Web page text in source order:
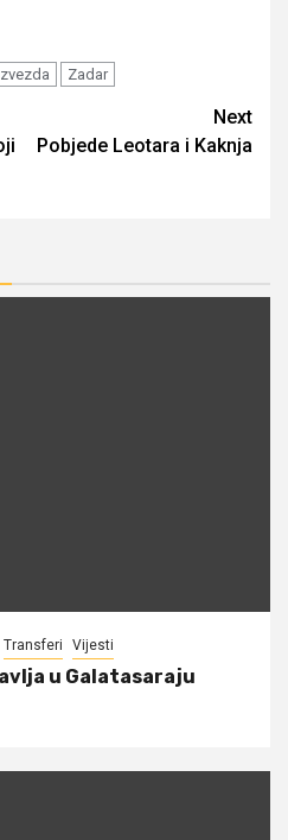
Zadar
Next
Pobjede Leotara i Kaknja
Transferi Vijesti
u Galatasaraju